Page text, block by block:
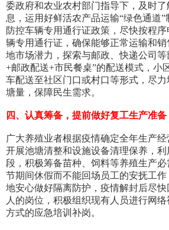
委政府和农业农村部门指导下，及时
息，运用好鲜活农产品运输“绿色通道
防控车辆专用通行证政策，尽快按程
辆专用通行证，确保能够正常运输和
地市场潜力，探索与邮政、快递公司
+邮政配送+市民餐桌”的配送模式，小
车配送至社区门口或村口等形式，尽
塘量，保障民生需求。
四、认真筹备，提前做好复工生产准备
广大养殖业者根据疫情确定全年生产
开展池塘清整和设施设备清理保养，
段，积极筹备苗种、饲料等养殖生产
节期间休假而不能回场员工的安抚工
地安心做好隔离防护，疫情解封后尽
人的岗位，积极组织现有人员进行网
方式的应急培训补岗。